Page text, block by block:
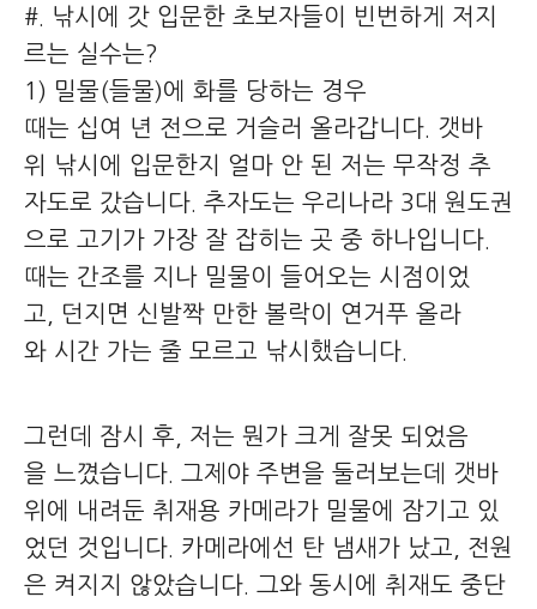
#. 낚시에 갓 입문한 초보자들이 빈번하게 저지
르는 실수는?
1) 밀물(들물)에 화를 당하는 경우
때는 십여 년 전으로 거슬러 올라갑니다. 갯바
위 낚시에 입문한지 얼마 안 된 저는 무작정 추
자도로 갔습니다. 추자도는 우리나라 3대 원도권
으로 고기가 가장 잘 잡히는 곳 중 하나입니다.
때는 간조를 지나 밀물이 들어오는 시점이었
고, 던지면 신발짝 만한 볼락이 연거푸 올라
와 시간 가는 줄 모르고 낚시했습니다.
그런데 잠시 후, 저는 뭔가 크게 잘못 되었음
을 느꼈습니다. 그제야 주변을 둘러보는데 갯바
위에 내려둔 취재용 카메라가 밀물에 잠기고 있
었던 것입니다. 카메라에선 탄 냄새가 났고, 전원
은 켜지지 않았습니다. 그와 동시에 취재도 중단